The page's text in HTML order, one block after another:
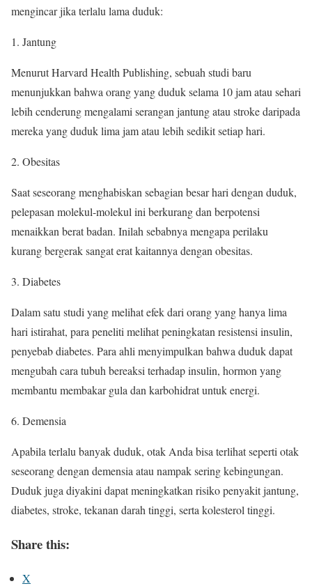
mengincar jika terlalu lama duduk:
Jantung
Menurut Harvard Health Publishing, sebuah studi baru
menunjukkan bahwa orang yang duduk selama 10 jam atau sehari
lebih cenderung mengalami serangan jantung atau stroke daripada
mereka yang duduk lima jam atau lebih sedikit setiap hari.
Obesitas
Saat seseorang menghabiskan sebagian besar hari dengan duduk,
pelepasan molekul-molekul ini berkurang dan berpotensi
menaikkan berat badan. Inilah sebabnya mengapa perilaku
kurang bergerak sangat erat kaitannya dengan obesitas.
Diabetes
Dalam satu studi yang melihat efek dari orang yang hanya lima
hari istirahat, para peneliti melihat peningkatan resistensi insulin,
penyebab diabetes. Para ahli menyimpulkan bahwa duduk dapat
mengubah cara tubuh bereaksi terhadap insulin, hormon yang
membantu membakar gula dan karbohidrat untuk energi.
Demensia
Apabila terlalu banyak duduk, otak Anda bisa terlihat seperti otak
seseorang dengan demensia atau nampak sering kebingungan.
Duduk juga diyakini dapat meningkatkan risiko penyakit jantung,
diabetes, stroke, tekanan darah tinggi, serta kolesterol tinggi.
Share this:
X